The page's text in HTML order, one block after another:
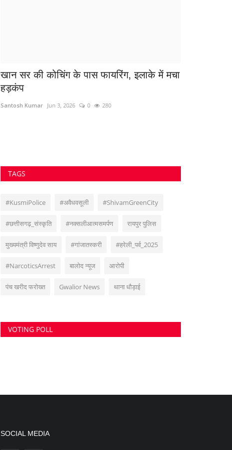
खान सर की कोचिंग के पास फायरिंग, इलाके में मचा
हड़कंप
Santosh Kumar Jun 3, 2026 0 280
TAGS
#KusmiPolice #अवैधवसूली #ShivamGreenCity
#छत्तीसगढ़_संस्कृति #नक्सलीआत्मसमर्पण रायपुर पुलिस
मुख्यमंत्री विष्णुदेव साय #गांजातस्करी #हरेली_पर्व_2025
#NarcoticsArrest बालोद न्यूज आरोपी
पंच खरीद फरोख्त Gwalior News थाना धौड़ाई
VOTING POLL
SOCIAL MEDIA